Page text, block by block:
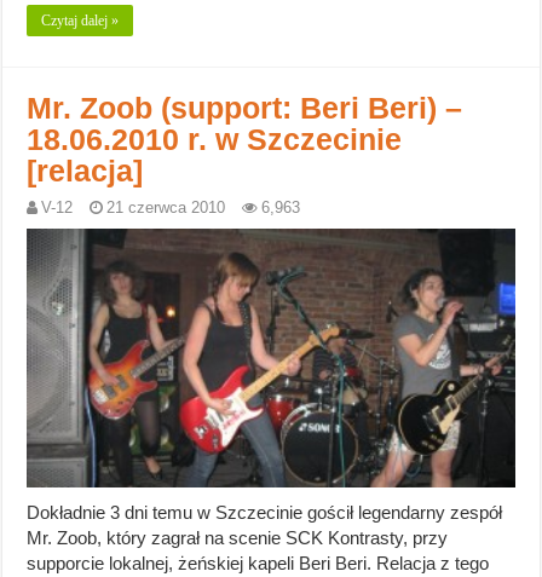
Czytaj dalej »
Mr. Zoob (support: Beri Beri) –
18.06.2010 r. w Szczecinie
[relacja]
V-12 21 czerwca 2010 6,963
Dokładnie 3 dni temu w Szczecinie gościł legendarny zespół
Mr. Zoob, który zagrał na scenie SCK Kontrasty, przy
supporcie lokalnej, żeńskiej kapeli Beri Beri. Relacja z tego